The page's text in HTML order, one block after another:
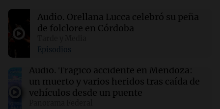
Suquía y retiraron hasta 800 kilos de basura
por jornada
14:22 Una mañana para todos
Matías Pourrain sigue detenido: "Tres
hombres se lo llevaron para hacerle preguntas
y nunca regresó"
Audio. Orellana Lucca celebró su peña
de folclore en Córdoba
Episodios
Audio. Trágico accidente en Mendoza:
un muerto y varios heridos tras caída de
vehículos desde un puente